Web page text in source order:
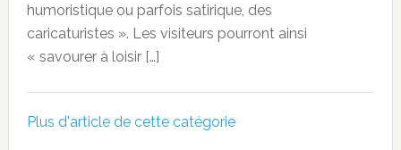
humoristique ou parfois satirique, des
caricaturistes ». Les visiteurs pourront ainsi
« savourer à loisir […]
Plus d'article de cette catégorie